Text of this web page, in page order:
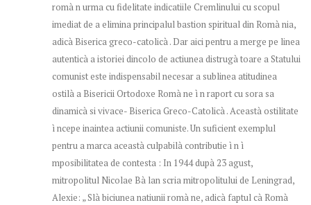
romà n urma cu fidelitate indicatiile Cremlinului cu scopul
imediat de a elimina principalul bastion spiritual din Romà nia,
adicà Biserica greco-catolicà . Dar aici pentru a merge pe linea
autenticà a istoriei dincolo de actiunea distrugà toare a Statului
comunist este indispensabil necesar a sublinea atitudinea
ostilà a Bisericii Ortodoxe Romà ne ì n raport cu sora sa
dinamicà si vivace- Biserica Greco-Catolicà . Aceastà ostilitate
ì ncepe inaintea actiunii comuniste. Un suficient exemplul
pentru a marca aceastà culpabilà contributie ì n ì
mposibilitatea de contesta : In 1944 dupà 23 agust,
mitropolitul Nicolae Bà lan scria mitropolitului de Leningrad,
Alexie: „ Slà biciunea natiunii romà ne, adicà faptul cà Romà